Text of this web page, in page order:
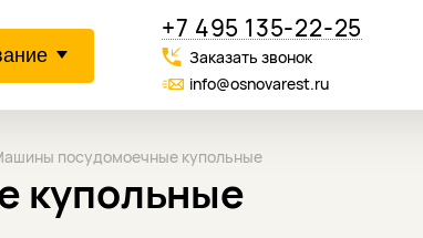
+7 495 135-22-25
Заказать звонок
info@osnovarest.ru
посудомоечные купольные
купольные